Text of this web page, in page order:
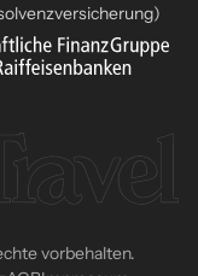
vorbehalten.